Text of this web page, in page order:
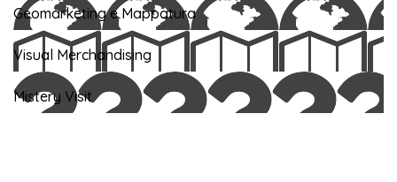
Geomarketing e Mappatura
Visual Merchandising
Mistery Visit